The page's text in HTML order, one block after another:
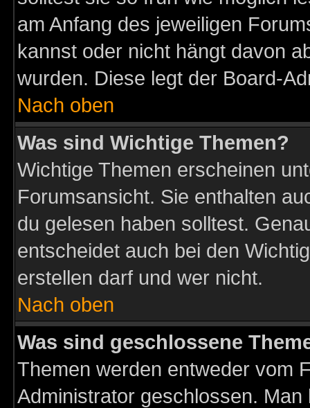
am Anfang des jeweiligen
kannst oder nicht hängt davon
wurden. Diese legt der Board-
Nach oben
Was sind Wichtige Themen?
Wichtige Themen erscheinen
Forumsansicht. Sie enthalten
du gelesen haben solltest.
entscheidet auch bei den
erstellen darf und wer nicht.
Nach oben
Was sind geschlossene
Themen werden entweder vom
Administrator geschlossen.